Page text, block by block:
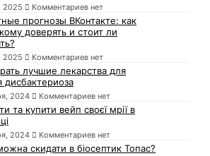
2025 Комментариев нет
прогнозы ВКонтакте: как
доверять и стоит ли
2025 Комментариев нет
лучшие лекарства для
дисбактериоза
2024 Комментариев нет
та купити вейп своєї мрії в
2024 Комментариев нет
скидати в біосептик Топас?